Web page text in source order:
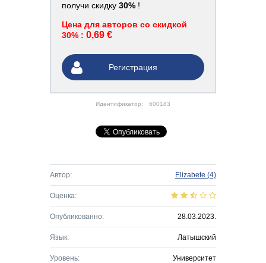
получи скидку 30% !
Цена для авторов со скидкой
30% : 0,69 €
Регистрация
Идентификатор: 600183
Автор: Elizabete (4)
Оценка:
Опубликованно: 28.03.2023.
Язык: Латышский
Уровень: Университет